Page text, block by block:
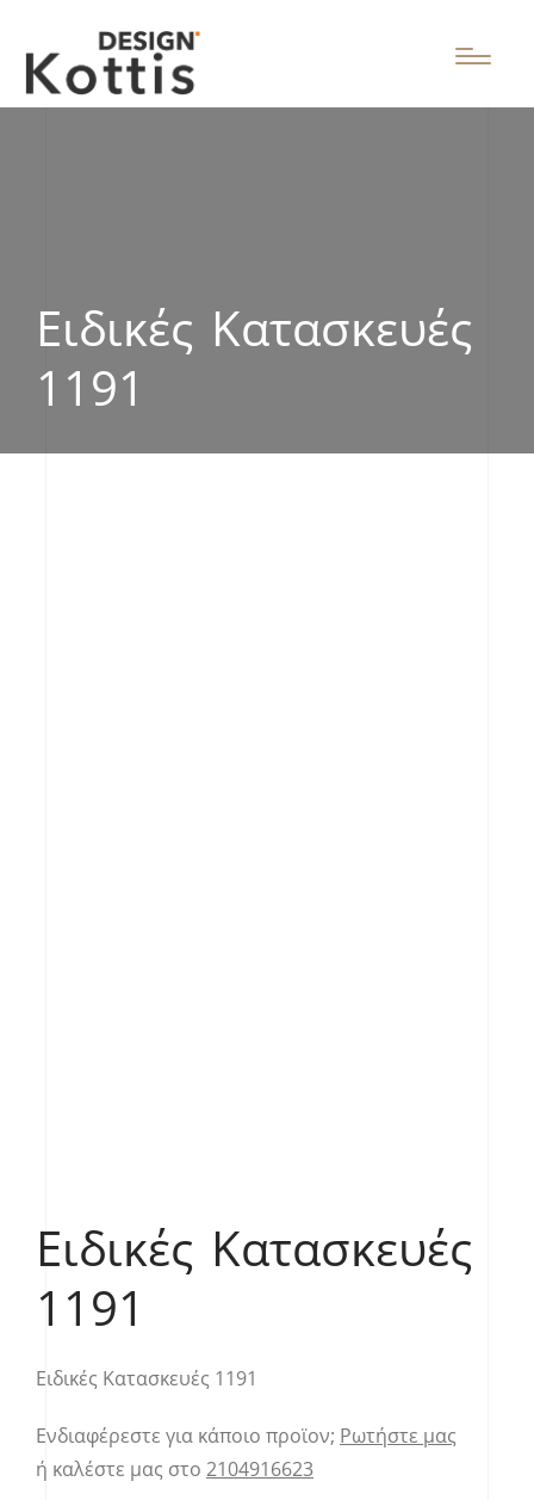
Ειδικές Κατασκευές
1191
Ειδικές Κατασκευές
1191
Ειδικές Κατασκευές 1191
Ενδιαφέρεστε για κάποιο προϊον; Ρωτήστε μας
ή καλέστε μας στο 2104916623